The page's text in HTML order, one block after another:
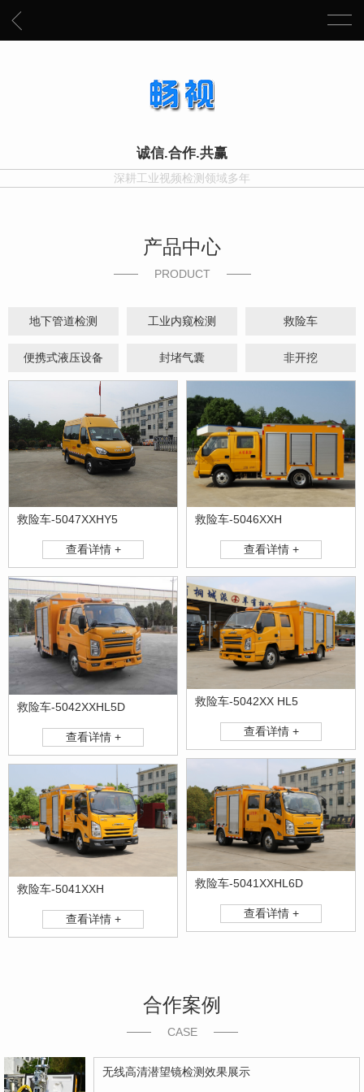
诚信.合作.共赢
深耕工业视频检测领域多年
产品中心
PRODUCT
地下管道检测 工业内窥检测 救险车
便携式液压设备 封堵气囊 非开挖
救险车-5047XXHY5
查看详情 +
救险车-5046XXH
查看详情 +
救险车-5042XXHL5D
查看详情 +
救险车-5042XX HL5
查看详情 +
救险车-5041XXHL6D
查看详情 +
救险车-5041XXH
查看详情 +
合作案例
CASE
无线高清潜望镜检测效果展示